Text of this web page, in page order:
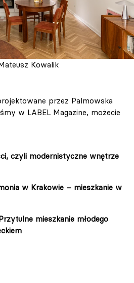
Kowalik
przez Palmowska
w LABEL Magazine, możecie
czyli modernistyczne wnętrze
w Krakowie – mieszkanie w
mieszkanie młodego